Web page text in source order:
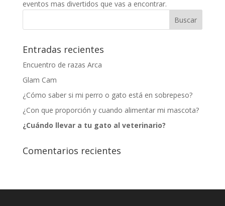
eventos mas divertidos que vas a encontrar.
Entradas recientes
Encuentro de razas Arca
Glam Cam
¿Cómo saber si mi perro o gato está en sobrepeso?
¿Con que proporción y cuando alimentar mi mascota?
¿Cuándo llevar a tu gato al veterinario?
Comentarios recientes